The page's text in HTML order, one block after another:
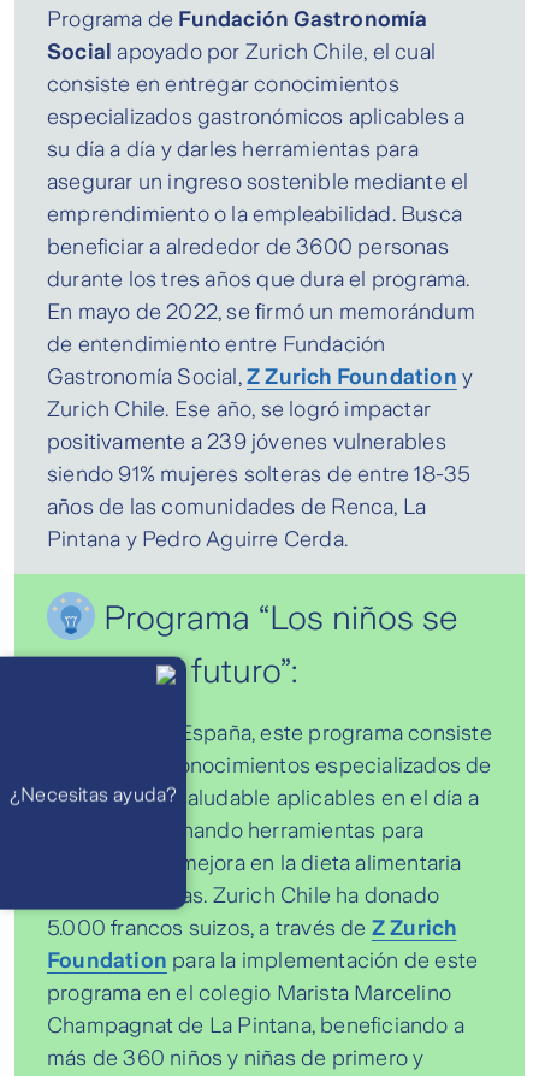
Programa de Fundación Gastronomía
Social apoyado por Zurich Chile, el cual
consiste en entregar conocimientos
especializados gastronómicos aplicables a
su día a día y darles herramientas para
asegurar un ingreso sostenible mediante el
emprendimiento o la empleabilidad. Busca
beneficiar a alrededor de 3600 personas
durante los tres años que dura el programa.
En mayo de 2022, se firmó un memorándum
de entendimiento entre Fundación
Gastronomía Social, Z Zurich Foundation y
Zurich Chile. Ese año, se logró impactar
positivamente a 239 jóvenes vulnerables
siendo 91% mujeres solteras de entre 18-35
años de las comunidades de Renca, La
Pintana y Pedro Aguirre Cerda.
Programa “Los niños se
comen el futuro”:
Originario de España, este programa consiste
en entregar conocimientos especializados de
alimentación saludable aplicables en el día a
día, proporcionando herramientas para
asegurar una mejora en la dieta alimentaria
de niños y niñas. Zurich Chile ha donado
5.000 francos suizos, a través de Z Zurich
Foundation para la implementación de este
programa en el colegio Marista Marcelino
Champagnat de La Pintana, beneficiando a
más de 360 niños y niñas de primero y
¿Necesitas ayuda?
WhatsApp
Atención 24